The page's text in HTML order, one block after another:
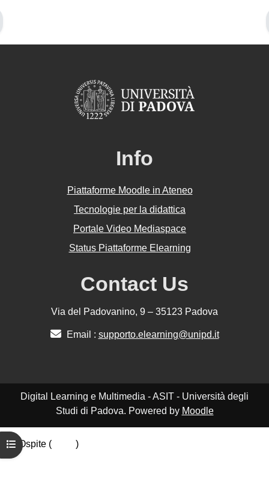
Apri indice del corso
Info
Piattaforme Moodle in Ateneo
Tecnologie per la didattica
Portale Video Mediaspace
Status Piattaforme Elearning
Contact Us
Via del Padovanino, 9 – 35123 Padova
Email : supporto.elearning@unipd.it
Digital Learning e Multimedia - ASIT - Università degli
Studi di Padova. Powered by Moodle
Ospite (
)
Politiche